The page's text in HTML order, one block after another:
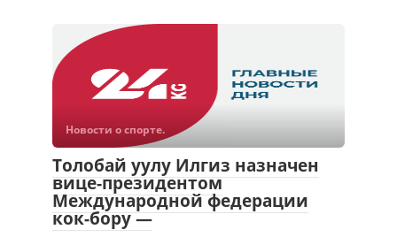
Новости о спорте.
Толобай уулу Илгиз назначен
вице-президентом
Международной федерации
кок-бору —